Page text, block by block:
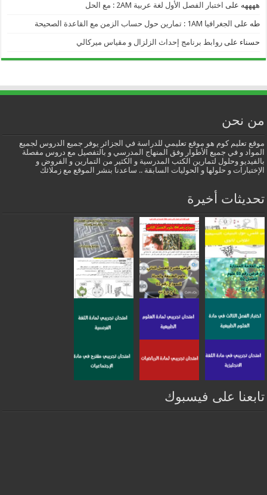
ههههه على اختبار الفصل الأول لغة عربية 2AM : مع الحل
طه على الجغرافيا 1AM : تمارين حول حساب الزمن مع القاعدة الصحيحة
حسناء علىروابط برنامج إحداث الزلزال و مقياس ميركالي
من نحن
موقع تعليم كوم هو موقع تعليمي للدراسة في الجزائر يوفر جميع الدروس لجميع
المواد و في جميع الأطوار وفق المنهاج المدرسي و بالتفصيل مع دروس مفصلة
بالفيديو وحلول لتمارين الكتب المدرسية و الكثير من التمارين و الفروض و
الإختبارات و حلولها و الحوليات السابقة .. ساعدنا بنشر الموقع مع زملائك
تحديثات أخيرة
تابعنا على فيسبوك